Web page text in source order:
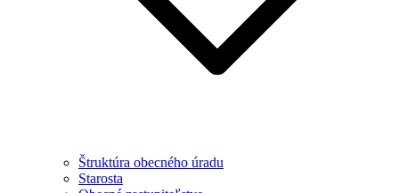
Štruktúra obecného úradu
Starosta